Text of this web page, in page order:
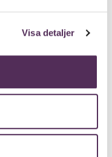
Visa detaljer